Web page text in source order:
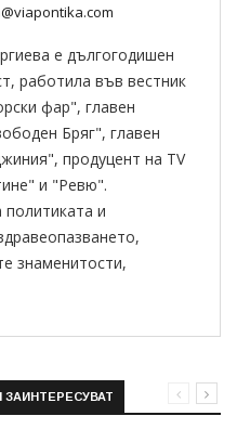
е дългогодишен
работила във вестник
фар", главен
Бряг", главен
продуцент на TV
и "Ревю".
и
знаменитости,
ЗАИНТЕРЕСУВАТ